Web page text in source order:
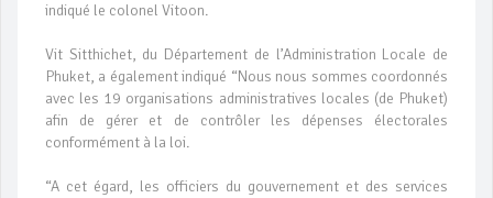
indiqué le colonel Vitoon.
Vit Sitthichet, du Département de l’Administration Locale de
Phuket, a également indiqué “Nous nous sommes coordonnés
avec les 19 organisations administratives locales (de Phuket)
afin de gérer et de contrôler les dépenses électorales
conformément à la loi.
“A cet égard, les officiers du gouvernement et des services